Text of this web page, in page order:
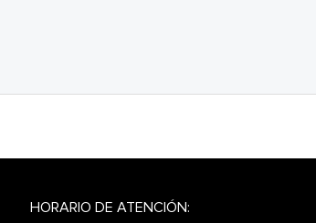
HORARIO DE ATENCIÓN: